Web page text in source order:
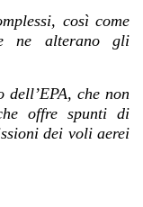
così come
ne alterano gli
che non
offre spunti di
dei voli aerei